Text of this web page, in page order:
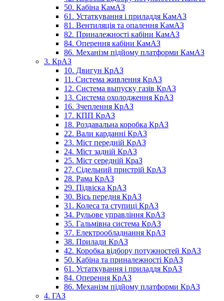
50. Кабіна КамАЗ
61. Устаткування і приладдя КамАЗ
81. Вентиляція та опалення КамАЗ
82. Приналежності кабіни КамАЗ
84. Оперення кабіни КамАЗ
86. Механізм підйому платформи КамАЗ
3. КрАЗ
10. Двигун КрАЗ
11. Система живлення КрАЗ
12. Система выпуску газів КрАЗ
13. Система охолодження КрАЗ
16. Зчеплення КрАЗ
17. КПП КрАЗ
18. Роздавальна коробка КрАЗ
22. Вали карданні КрАЗ
23. Міст передній КрАЗ
24. Міст задній КрАЗ
25. Міст середній КраЗ
27. Сідельний пристрій КрАЗ
28. Рама КрАЗ
29. Підвіска КрАЗ
30. Вісь передня КрАЗ
31. Колеса та ступиці КрАЗ
34. Рульове управління КрАЗ
35. Гальмівна система КрАЗ
37. Електрообладнання КрАЗ
38. Прилади КрАЗ
42. Коробка відбору потужностей КрАЗ
50. Кабіна та приналежності КрАЗ
61. Устаткування і приладдя КрАЗ
84. Оперення КрАЗ
86. Механізм підйому платформи КрАЗ
4. ГАЗ